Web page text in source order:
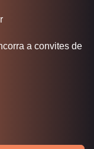
a convites de